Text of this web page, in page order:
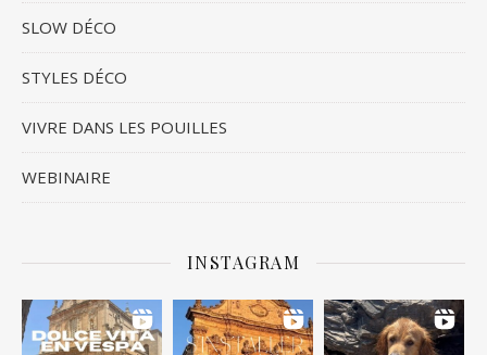
SLOW DÉCO
STYLES DÉCO
VIVRE DANS LES POUILLES
WEBINAIRE
INSTAGRAM